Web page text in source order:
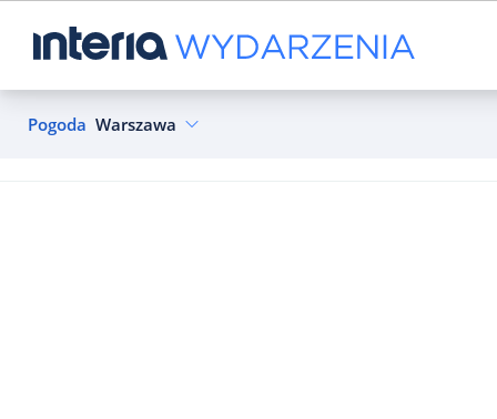
Pogoda Warszawa